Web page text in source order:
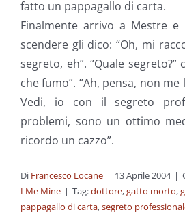
fatto un pappagallo di carta.
Finalmente arrivo a Mestre
scendere gli dico: “Oh, mi
segreto, eh”. “Quale segreto?”
che fumo”. “Ah, pensa, non
Vedi, io con il segreto
problemi, sono un ottimo
ricordo un cazzo”.
Di Francesco Locane | 13 Aprile 2004 |
I Me Mine | Tag:dottore,gatto morto,
pappagallo di carta,segreto